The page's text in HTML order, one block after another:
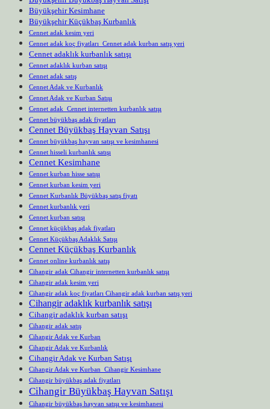
Büyükşehir Kesimhane
Büyükşehir Küçükbaş Kurbanlık
Cennet adak kesim yeri
Cennet adak koç fiyatları Cennet adak kurban satış yeri
Cennet adaklık kurbanlık satışı
Cennet adaklık kurban satışı
Cennet adak satış
Cennet Adak ve Kurbanlık
Cennet Adak ve Kurban Satışı
Cennet adak Cennet internetten kurbanlık satışı
Cennet büyükbaş adak fiyatları
Cennet Büyükbaş Hayvan Satışı
Cennet büyükbaş hayvan satışı ve kesimhanesi
Cennet hisseli kurbanlık satışı
Cennet Kesimhane
Cennet kurban hisse satışı
Cennet kurban kesim yeri
Cennet Kurbanlık Büyükbaş satış fiyatı
Cennet kurbanlık yeri
Cennet kurban satışı
Cennet küçükbaş adak fiyatları
Cennet Küçükbaş Adaklık Satışı
Cennet Küçükbaş Kurbanlık
Cennet online kurbanlık satış
Cihangir adak Cihangir internetten kurbanlık satışı
Cihangir adak kesim yeri
Cihangir adak koç fiyatları Cihangir adak kurban satış yeri
Cihangir adaklık kurbanlık satışı
Cihangir adaklık kurban satışı
Cihangir adak satış
Cihangir Adak ve Kurban
Cihangir Adak ve Kurbanlık
Cihangir Adak ve Kurban Satışı
Cihangir Adak ve Kurban Cihangir Kesimhane
Cihangir büyükbaş adak fiyatları
Cihangir Büyükbaş Hayvan Satışı
Cihangir büyükbaş hayvan satışı ve kesimhanesi